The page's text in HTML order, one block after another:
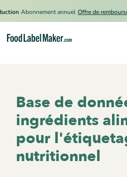
Abonnement annuel Offre de
Base de
ingrédients
pour
nutritionnel
Tarification
Engager un expert
Ressources